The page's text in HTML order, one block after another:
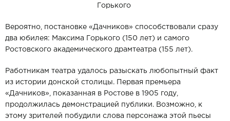
Горького
Вероятно, постановке «Дачников» способствовали сразу
два юбилея: Максима Горького (150 лет) и самого
Ростовского академического драмтеатра (155 лет).
Работникам театра удалось разыскать любопытный факт
из истории донской столицы. Первая премьера
«Дачников», показанная в Ростове в 1905 году,
продолжилась демонстрацией публики. Возможно, к
этому зрителей побудили слова персонажа этой пьесы